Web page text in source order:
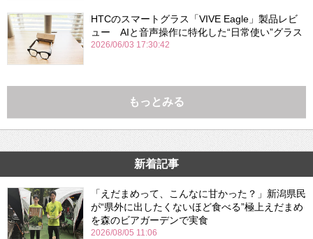
HTCのスマートグラス「VIVE Eagle」製品レビ
ュー AIと音声操作に特化した“日常使い”グラス
2026/06/03 17:30:42
もっとみる
新着記事
「えだまめって、こんなに甘かった？」新潟県民
が“県外に出したくないほど食べる”極上えだまめ
を森のビアガーデンで実食
2026/08/05 11:06